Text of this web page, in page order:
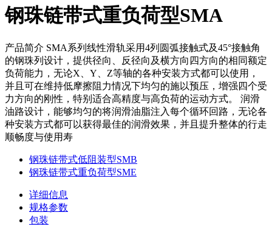
钢珠链带式重负荷型SMA
产品简介 SMA系列线性滑轨采用4列圆弧接触式及45°接触角
的钢珠列设计，提供径向、反径向及横方向四方向的相同额定
负荷能力，无论X、Y、Z等轴的各种安装方式都可以使用，
并且可在维持低摩擦阻力情况下均匀的施以预压，增强四个受
力方向的刚性，特别适合高精度与高负荷的运动方式。 润滑
油路设计，能够均匀的将润滑油脂注入每个循环回路，无论各
种安装方式都可以获得最佳的润滑效果，并且提升整体的行走
顺畅度与使用寿
钢珠链带式低阻装型SMB
钢珠链带式重负荷型SME
详细信息
规格参数
包装